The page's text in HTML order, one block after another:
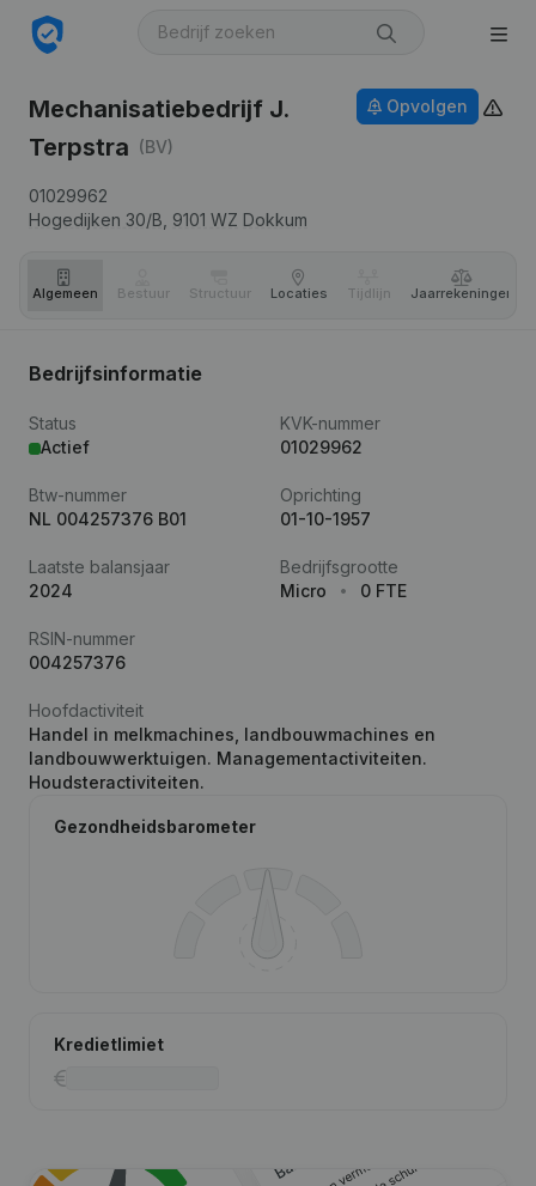
Mechanisatiebedrijf J.
Terpstra (BV)
01029962
Hogedijken 30/B, 9101 WZ Dokkum
Opvolgen
Algemeen Bestuur Structuur Locaties Tijdlijn Jaar­rekeningen
Bedrijfsinformatie
Status
Actief
KVK-nummer
01029962
Btw-nummer
NL 004257376 B01
Oprichting
01-10-1957
Laatste balansjaar
2024
Bedrijfsgrootte
Micro
0 FTE
RSIN-nummer
004257376
Hoofdactiviteit
Handel in melkmachines, landbouwmachines en
landbouwwerktuigen. Managementactiviteiten.
Houdsteractiviteiten.
Gezondheidsbarometer
Kredietlimiet